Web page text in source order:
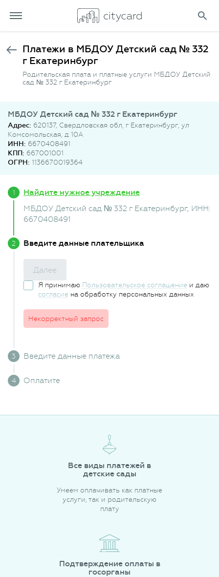
Платежи в МБДОУ Детский сад № 332
г Екатеринбург
Родительская плата и платные услуги МБДОУ Детский
сад № 332 г Екатеринбург
МБДОУ Детский сад № 332 г Екатеринбург
Адрес: 620137, Свердловская обл, г Екатеринбург, ул
Комсомольская, д 10А
ИНН: 6670408491
КПП: 667001001
ОГРН: 1136670019364
Найдите нужное учреждение
МБДОУ Детский сад № 332 г Екатеринбург, ИНН:
6670408491
Введите данные плательщика
Далее
Я принимаю Пользовательское соглашение и даю
согласие на обработку персональных данных
Некорректный запрос
Введите данные платежа
Оплатите
Все виды платежей в
детские сады
Умеем оплачивать как платные
услуги, так и родительскую
плату
Подтверждение оплаты в
госорганы